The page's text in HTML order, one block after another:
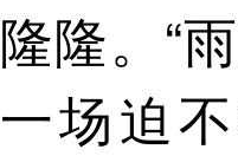
隆隆。“
一场迫